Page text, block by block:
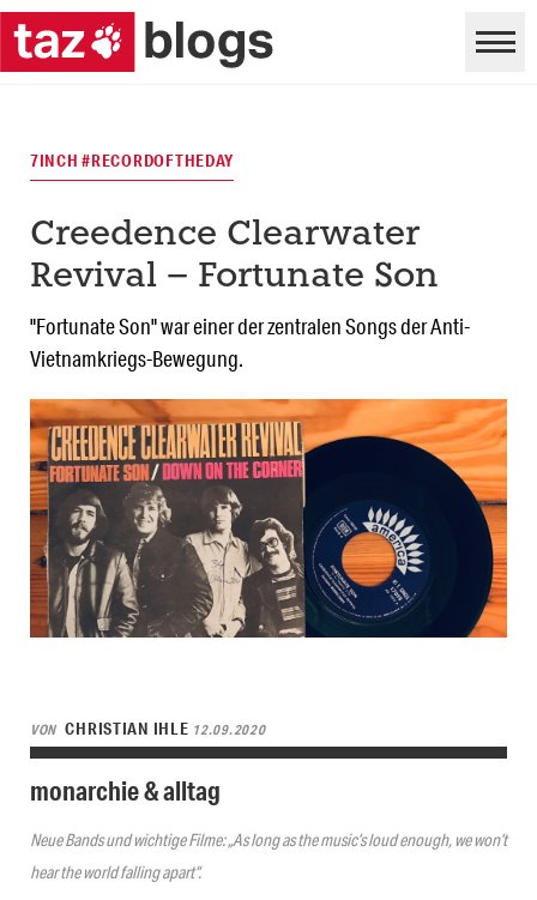
7INCH #RECORDOFTHEDAY
Creedence Clearwater
Revival – Fortunate Son
"Fortunate Son" war einer der zentralen Songs der Anti-
Vietnamkriegs-Bewegung.
VON CHRISTIAN IHLE 12.09.2020
monarchie & alltag
Neue Bands und wichtige Filme: „As long as the music’s loud enough, we won’t
hear the world falling apart“.